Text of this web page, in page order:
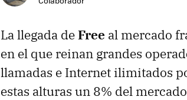
La llegada deFree al mercado
en el que reinan grandes
llamadas e Internet ilimitados
estas alturas un 8% del